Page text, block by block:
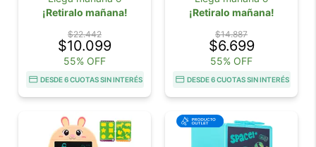
¡Retiralo mañana!
$22.442
$10.099
55% OFF
DESDE 6 CUOTAS SIN INTERÉS
¡Retiralo mañana!
$14.887
$6.699
55% OFF
DESDE 6 CUOTAS SIN INTERÉS